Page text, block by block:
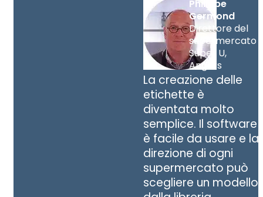
Philippe
Germond
Direttore del
supermercato
Super U,
Angers
La creazione delle
etichette è
diventata molto
semplice. Il software
è facile da usare e la
direzione di ogni
supermercato può
scegliere un modello